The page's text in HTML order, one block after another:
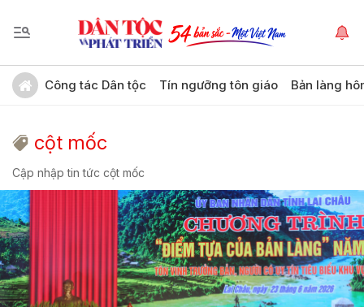
Công tác Dân tộc Tín ngưỡng tôn giáo Bản làng
cột mốc
Cập nhập tin tức cột mốc